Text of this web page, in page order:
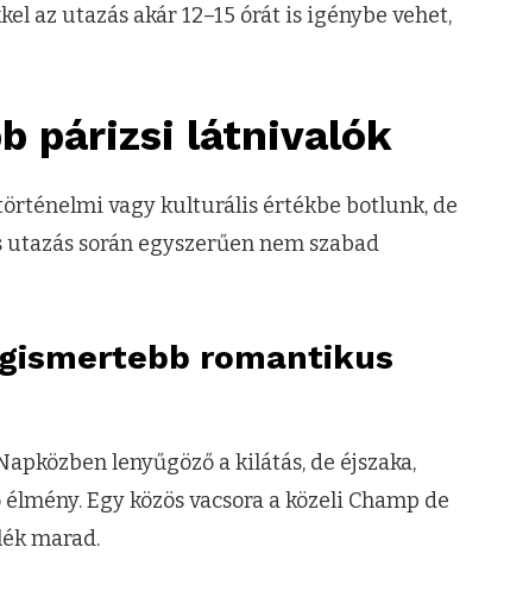
az utazás akár 12–15 órát is igénybe vehet,
párizsi látnivalók
vagy kulturális értékbe botlunk, de
során egyszerűen nem szabad
romantikus
lenyűgöző a kilátás, de éjszaka,
Egy közös vacsora a közeli Champ de
marad.